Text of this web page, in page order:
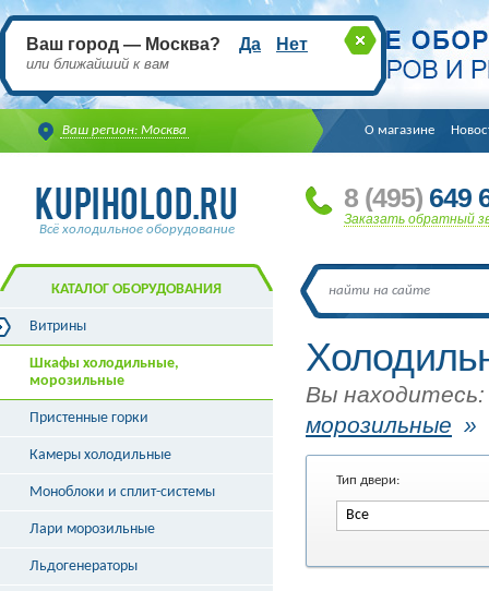
Ваш регион: Москва
Ваш город — Москва? Да Нет
или ближайший к вам
О магазине
Всё холодильное оборудование
8 (495) 649
Заказать обратный
Вы находитесь:
морозильные
Тип двери:
Все
КАТАЛОГ ОБОРУДОВАНИЯ
Витрины
Витрины холодильные
Витрины морозильные
Витрины универсальные
Витрины кондитерские
Витрины угловые
Витрины «рыба на льду»
Шкафы холодильные,
морозильные
Пристенные горки
Камеры холодильные
Моноблоки и сплит-системы
Лари морозильные
Льдогенераторы